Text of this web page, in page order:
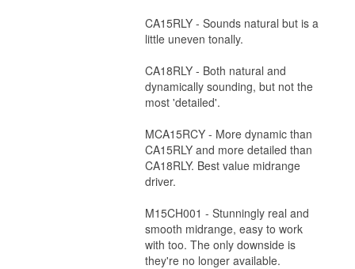
CA15RLY - Sounds natural but is a
little uneven tonally.
CA18RLY - Both natural and
dynamically sounding, but not the
most 'detailed'.
MCA15RCY - More dynamic than
CA15RLY and more detailed than
CA18RLY. Best value midrange
driver.
M15CH001 - Stunningly real and
smooth midrange, easy to work
with too. The only downside is
they're no longer available.